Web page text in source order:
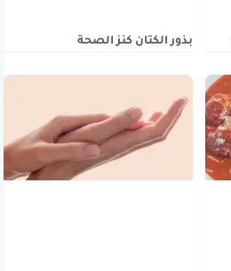
بذور الكتان كنز الصحة